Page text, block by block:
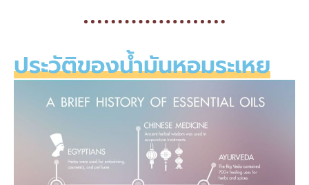
ประวัติของน้ำมันหอมระเหย